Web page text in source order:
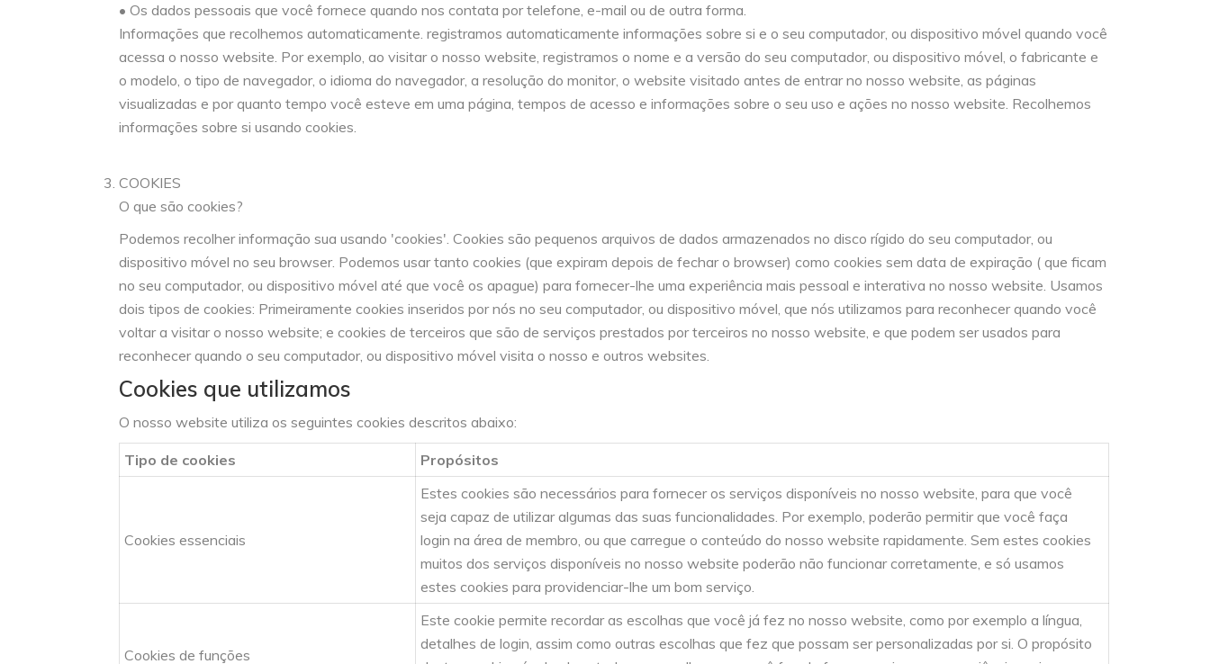
• Os dados pessoais que você fornece quando nos contata por telefone, e-mail ou de outra forma.
Informações que recolhemos automaticamente. registramos automaticamente informações sobre si e o seu computador, ou dispositivo móvel quando você
acessa o nosso website. Por exemplo, ao visitar o nosso website, registramos o nome e a versão do seu computador, ou dispositivo móvel, o fabricante e
o modelo, o tipo de navegador, o idioma do navegador, a resolução do monitor, o website visitado antes de entrar no nosso website, as páginas
visualizadas e por quanto tempo você esteve em uma página, tempos de acesso e informações sobre o seu uso e ações no nosso website. Recolhemos
informações sobre si usando cookies.
COOKIES
O que são cookies?
Podemos recolher informação sua usando 'cookies'. Cookies são pequenos arquivos de dados armazenados no disco rígido do seu computador, ou
dispositivo móvel no seu browser. Podemos usar tanto cookies (que expiram depois de fechar o browser) como cookies sem data de expiração ( que ficam
no seu computador, ou dispositivo móvel até que você os apague) para fornecer-lhe uma experiência mais pessoal e interativa no nosso website. Usamos
dois tipos de cookies: Primeiramente cookies inseridos por nós no seu computador, ou dispositivo móvel, que nós utilizamos para reconhecer quando você
voltar a visitar o nosso website; e cookies de terceiros que são de serviços prestados por terceiros no nosso website, e que podem ser usados para
reconhecer quando o seu computador, ou dispositivo móvel visita o nosso e outros websites.
Cookies que utilizamos
O nosso website utiliza os seguintes cookies descritos abaixo:
Tipo de cookies Propósitos
Cookies essenciais
Estes cookies são necessários para fornecer os serviços disponíveis no nosso website, para que você
seja capaz de utilizar algumas das suas funcionalidades. Por exemplo, poderão permitir que você faça
login na área de membro, ou que carregue o conteúdo do nosso website rapidamente. Sem estes cookies
muitos dos serviços disponíveis no nosso website poderão não funcionar corretamente, e só usamos
estes cookies para providenciar-lhe um bom serviço.
Cookies de funções
Este cookie permite recordar as escolhas que você já fez no nosso website, como por exemplo a língua,
detalhes de login, assim como outras escolhas que fez que possam ser personalizadas por si. O propósito